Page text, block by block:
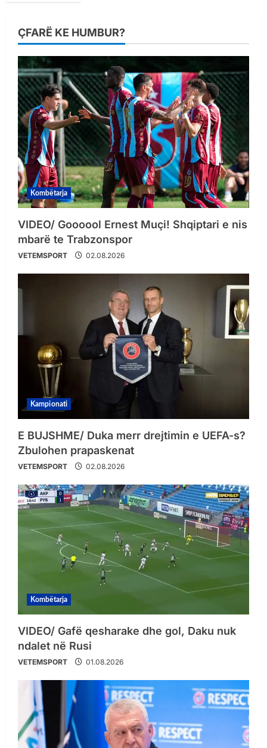
ÇFARË KE HUMBUR?
Kombëtarja
VIDEO/ Goooool Ernest Muçi! Shqiptari e nis
mbarë te Trabzonspor
VETEMSPORT 02.08.2026
Kampionati
E BUJSHME/ Duka merr drejtimin e UEFA-s?
Zbulohen prapaskenat
VETEMSPORT 02.08.2026
Kombëtarja
VIDEO/ Gafë qesharake dhe gol, Daku nuk
ndalet në Rusi
VETEMSPORT 01.08.2026